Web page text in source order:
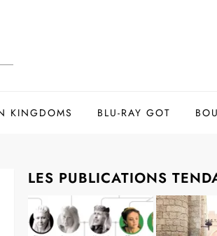
KINGDOMS BLU-RAY GOT
LES PUBLICATIONS